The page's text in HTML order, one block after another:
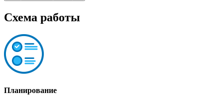
Схема работы
Планирование